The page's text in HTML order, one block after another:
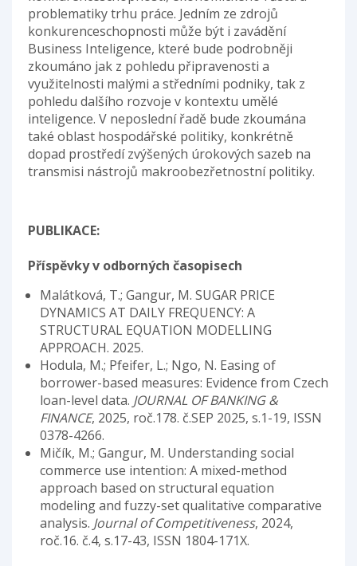
problematiky trhu práce. Jedním ze zdrojů
konkurenceschopnosti může být i zavádění
Business Inteligence, které bude podrobněji
zkoumáno jak z pohledu připravenosti a
využitelnosti malými a středními podniky, tak z
pohledu dalšího rozvoje v kontextu umělé
inteligence. V neposlední řadě bude zkoumána
také oblast hospodářské politiky, konkrétně
dopad prostředí zvýšených úrokových sazeb na
transmisi nástrojů makroobezřetnostní politiky.
PUBLIKACE:
Příspěvky v odborných časopisech
Malátková, T.; Gangur, M. SUGAR PRICE
DYNAMICS AT DAILY FREQUENCY: A
STRUCTURAL EQUATION MODELLING
APPROACH. 2025.
Hodula, M.; Pfeifer, L.; Ngo, N. Easing of
borrower-based measures: Evidence from Czech
loan-level data. JOURNAL OF BANKING &
FINANCE, 2025, roč.178. č.SEP 2025, s.1-19, ISSN
0378-4266.
Mičík, M.; Gangur, M. Understanding social
commerce use intention: A mixed-method
approach based on structural equation
modeling and fuzzy-set qualitative comparative
analysis. Journal of Competitiveness, 2024,
roč.16. č.4, s.17-43, ISSN 1804-171X.